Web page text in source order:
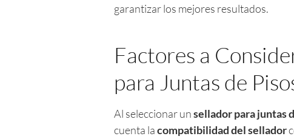
garantizar los mejores resultados.
Factores a
para Juntas de
Al seleccionar unsellador para juntas
cuenta lacompatibilidad del sellador